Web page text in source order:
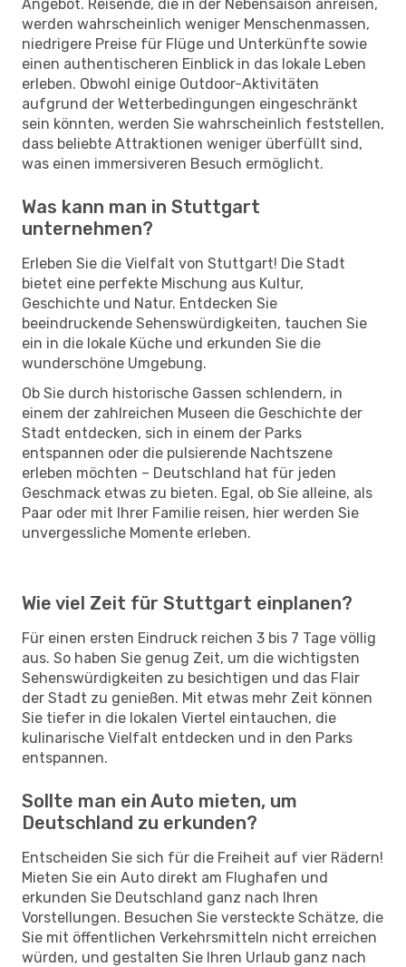
Angebot. Reisende, die in der Nebensaison anreisen,
werden wahrscheinlich weniger Menschenmassen,
niedrigere Preise für Flüge und Unterkünfte sowie
einen authentischeren Einblick in das lokale Leben
erleben. Obwohl einige Outdoor-Aktivitäten
aufgrund der Wetterbedingungen eingeschränkt
sein könnten, werden Sie wahrscheinlich feststellen,
dass beliebte Attraktionen weniger überfüllt sind,
was einen immersiveren Besuch ermöglicht.
Was kann man in Stuttgart
unternehmen?
Erleben Sie die Vielfalt von Stuttgart! Die Stadt
bietet eine perfekte Mischung aus Kultur,
Geschichte und Natur. Entdecken Sie
beeindruckende Sehenswürdigkeiten, tauchen Sie
ein in die lokale Küche und erkunden Sie die
wunderschöne Umgebung.
Ob Sie durch historische Gassen schlendern, in
einem der zahlreichen Museen die Geschichte der
Stadt entdecken, sich in einem der Parks
entspannen oder die pulsierende Nachtszene
erleben möchten – Deutschland hat für jeden
Geschmack etwas zu bieten. Egal, ob Sie alleine, als
Paar oder mit Ihrer Familie reisen, hier werden Sie
unvergessliche Momente erleben.
Wie viel Zeit für Stuttgart einplanen?
Für einen ersten Eindruck reichen 3 bis 7 Tage völlig
aus. So haben Sie genug Zeit, um die wichtigsten
Sehenswürdigkeiten zu besichtigen und das Flair
der Stadt zu genießen. Mit etwas mehr Zeit können
Sie tiefer in die lokalen Viertel eintauchen, die
kulinarische Vielfalt entdecken und in den Parks
entspannen.
Sollte man ein Auto mieten, um
Deutschland zu erkunden?
Entscheiden Sie sich für die Freiheit auf vier Rädern!
Mieten Sie ein Auto direkt am Flughafen und
erkunden Sie Deutschland ganz nach Ihren
Vorstellungen. Besuchen Sie versteckte Schätze, die
Sie mit öffentlichen Verkehrsmitteln nicht erreichen
würden, und gestalten Sie Ihren Urlaub ganz nach